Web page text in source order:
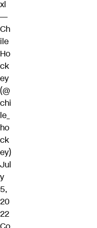
xl
—
Ch
ile
Ho
ck
ey
(@
chi
le_
ho
ck
ey)
Jul
y
5,
20
22